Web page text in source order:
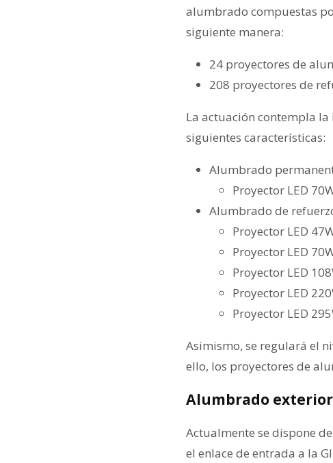
alumbrado compuestas
siguiente manera:
24 proyectores de
208 proyectores de
La actuación contempla la
siguientes características:
Alumbrado
Proyector LED
Alumbrado de
Proyector LED
Proyector LED
Proyector LED
Proyector LED
Proyector LED
Asimismo, se regulará el
ello, los proyectores de
Alumbrado
Actualmente se dispone
el enlace de entrada a la